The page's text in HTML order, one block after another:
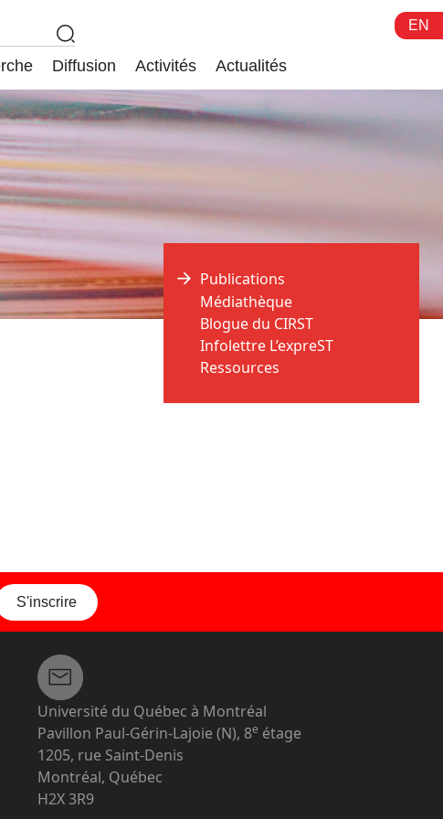
EN
Diffusion Activités Actualités
Publications
Médiathèque
Blogue du CIRST
Infolettre L’expreST
Ressources
S'inscrire
Université du Québec à Montréal
Pavillon Paul-Gérin-Lajoie (N), 8e étage
1205, rue Saint-Denis
Montréal, Québec
H2X 3R9